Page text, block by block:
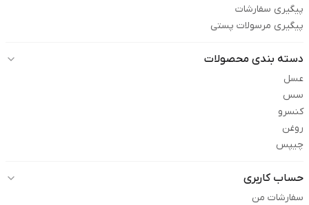
پیگیری سفارشات
پیگیری مرسولات پستی
دسته بندی محصولات
عسل
سس
کنسرو
روغن
چیپس
حساب کاربری
سفارشات من